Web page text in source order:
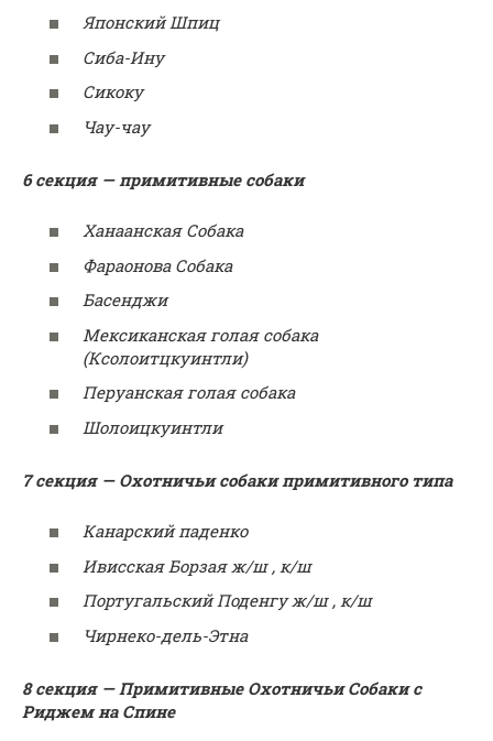
Японский Шпиц
Сиба-Ину
Сикоку
Чау-чау
6 секция — примитивные собаки
Ханаанская Собака
Фараонова Собака
Басенджи
Мексиканская голая собака
(Ксолоитцкуинтли)
Перуанская голая собака
Шолоицкуинтли
7 секция — Охотничьи собаки примитивного типа
Канарский паденко
Ивисская Борзая ж/ш , к/ш
Португальский Поденгу ж/ш , к/ш
Чирнеко-дель-Этна
8 секция — Примитивные Охотничьи Собаки с
Риджем на Спине